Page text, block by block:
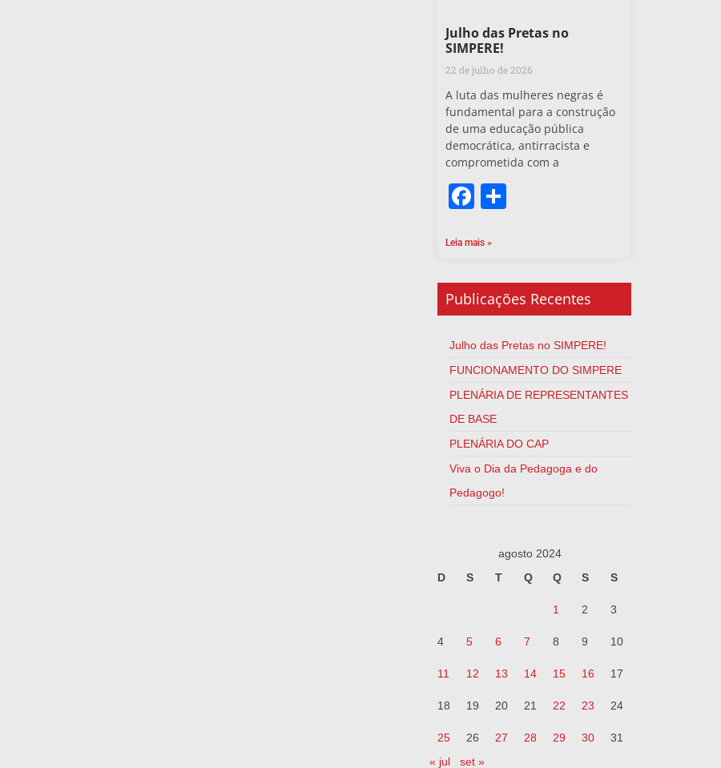
Julho das Pretas no
SIMPERE!
22 de julho de 2026
A luta das mulheres negras é
fundamental para a construção
de uma educação pública
democrática, antirracista e
comprometida com a
Facebook
Leia mais »
Publicações Recentes
Julho das Pretas no SIMPERE!
FUNCIONAMENTO DO SIMPERE
PLENÁRIA DE REPRESENTANTES
DE BASE
PLENÁRIA DO CAP
Viva o Dia da Pedagoga e do
Pedagogo!
agosto 2024
D
S T Q Q S S
1 2 3
4 5 6 7 8 9 10
11 12 13 14 15 16 17
18 19 20 21 22 23 24
25 26 27 28 29 30
31
« jul
set »